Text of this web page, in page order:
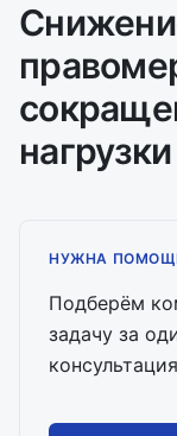
нагрузки
НУЖНА
Подберём
задачу за